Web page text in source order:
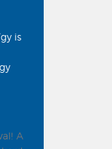
is
A